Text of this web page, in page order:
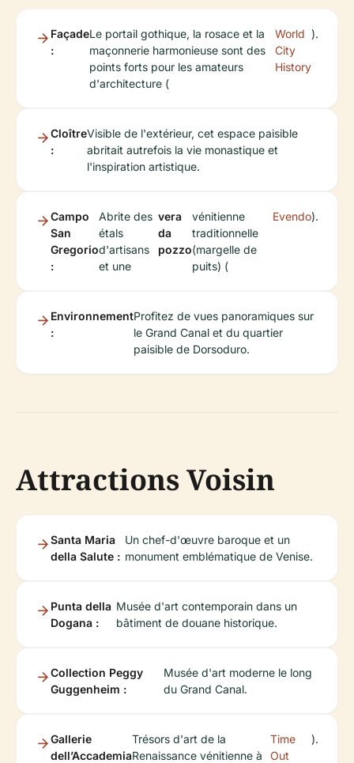
Façade
:
Le portail gothique, la rosace et la
maçonnerie harmonieuse sont des
points forts pour les amateurs
d'architecture (
World
City
History
).
Cloître
:
Visible de l'extérieur, cet espace paisible
abritait autrefois la vie monastique et
l'inspiration artistique.
Campo
San
Gregorio
:
Abrite des
étals
d'artisans
et une
vera
da
pozzo
vénitienne
traditionnelle
(margelle de
puits) (
Evendo).
Environnement
:
Profitez de vues panoramiques sur
le Grand Canal et du quartier
paisible de Dorsoduro.
Attractions Voisin
Santa Maria
della Salute :
Un chef-d'œuvre baroque et un
monument emblématique de Venise.
Punta della
Dogana :
Musée d'art contemporain dans un
bâtiment de douane historique.
Collection Peggy
Guggenheim :
Musée d'art moderne le long
du Grand Canal.
Gallerie
dell’Accademia
Trésors d'art de la
Renaissance vénitienne à
Time
Out
).